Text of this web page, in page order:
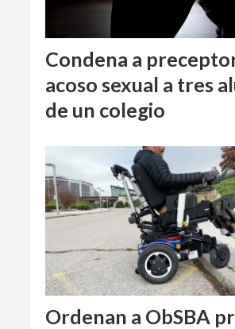
Condena a
acoso sexual a tres
de un colegio
Ordenan a ObSBA